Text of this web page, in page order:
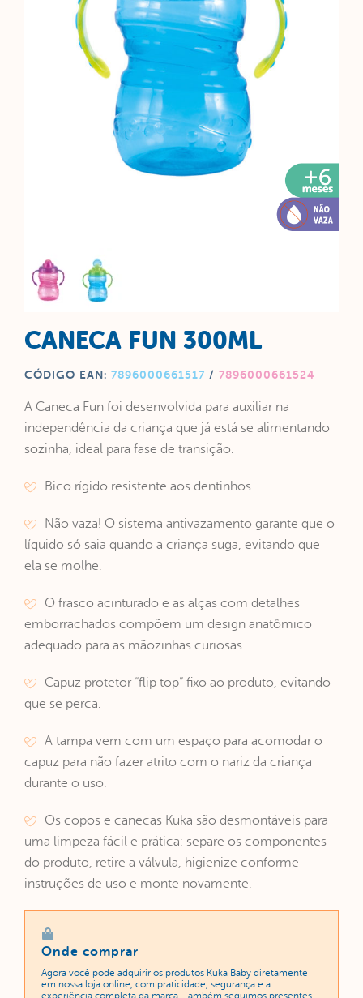
CANECA FUN 300ML
CÓDIGO EAN: 7896000661517 / 7896000661524
A Caneca Fun foi desenvolvida para auxiliar na
independência da criança que já está se alimentando
sozinha, ideal para fase de transição.
Bico rígido resistente aos dentinhos.
Não vaza! O sistema antivazamento garante que o
líquido só saia quando a criança suga, evitando que
ela se molhe.
O frasco acinturado e as alças com detalhes
emborrachados compõem um design anatômico
adequado para as mãozinhas curiosas.
Capuz protetor “flip top” fixo ao produto, evitando
que se perca.
A tampa vem com um espaço para acomodar o
capuz para não fazer atrito com o nariz da criança
durante o uso.
Os copos e canecas Kuka são desmontáveis para
uma limpeza fácil e prática: separe os componentes
do produto, retire a válvula, higienize conforme
instruções de uso e monte novamente.
Onde comprar
Agora você pode adquirir os produtos Kuka Baby diretamente
em nossa loja online, com praticidade, segurança e a
experiência completa da marca. Também seguimos presentes